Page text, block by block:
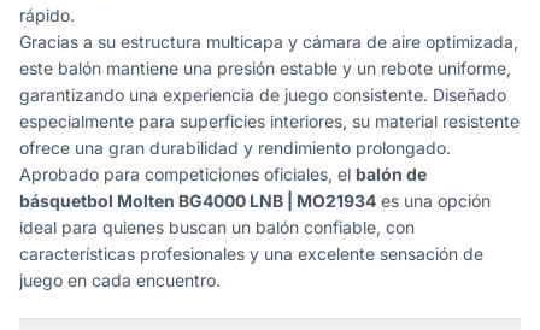
rápido.
Gracias a su estructura multicapa y cámara de aire optimizada,
este balón mantiene una presión estable y un rebote uniforme,
garantizando una experiencia de juego consistente. Diseñado
especialmente para superficies interiores, su material resistente
ofrece una gran durabilidad y rendimiento prolongado.
Aprobado para competiciones oficiales, el balón de
básquetbol Molten BG4000 LNB | MO21934 es una opción
ideal para quienes buscan un balón confiable, con
características profesionales y una excelente sensación de
juego en cada encuentro.